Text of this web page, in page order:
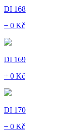
DI 168
+ 0 Kč
DI 169
+ 0 Kč
DI 170
+ 0 Kč